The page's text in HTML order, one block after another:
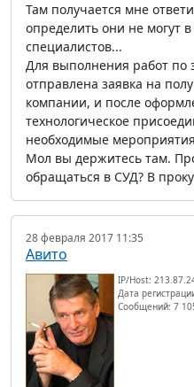
Там получается мне
определить они не могут
специалистов...
Для выполнения работ по
отправлена заявка на
компании, и после
технологическое
необходимые
Мол вы держитесь там.
обращаться в СУД? В
28 февраля 2017 11:35
Авито
IP/Host:
Дата
Сообщений: 7